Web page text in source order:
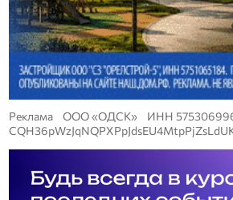
Реклама ООО «ОДСК» ИНН